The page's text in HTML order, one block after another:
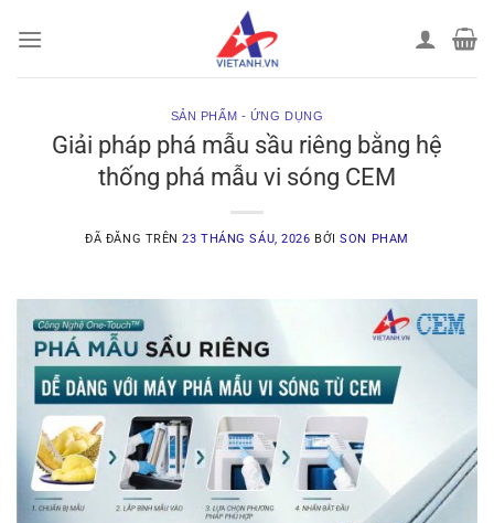
đến
SẢN PHẨM - ỨNG DỤNG
Giải pháp phá mẫu sầu riêng bằng hệ
thống phá mẫu vi sóng CEM
ĐÃ ĐĂNG TRÊN23 THÁNG SÁU, 2026 BỞISON PHAM